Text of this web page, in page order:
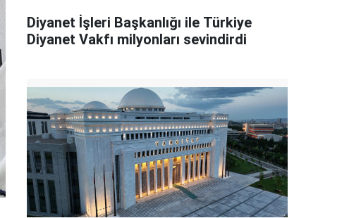
Diyanet İşleri Başkanlığı ile Türkiye
Diyanet Vakfı milyonları sevindirdi